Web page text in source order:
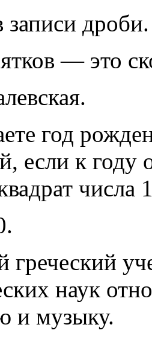
дроби.
— это
год
если к году
числа
греческий
наук
и музыку.